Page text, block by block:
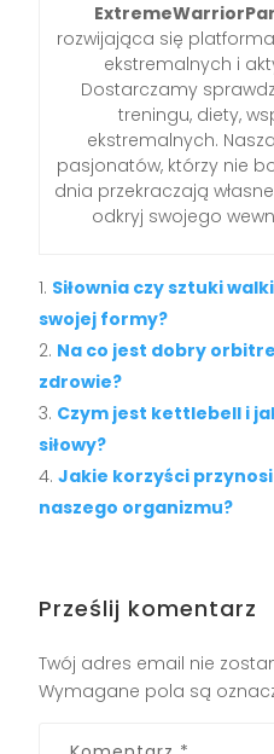
rozwijająca się
ekstremalnych i
Dostarczamy
treningu, diety,
ekstremalnych.
pasjonatów, którzy nie
dnia przekraczają
odkryj swojego
Siłownia czy sztuki
swojej formy?
Na co jest dobry
zdrowie?
Czym jest kettlebell i
siłowy?
Jakie korzyści
naszego organizmu?
Prześlij komentarz
Twój adres email nie
Wymagane pola są